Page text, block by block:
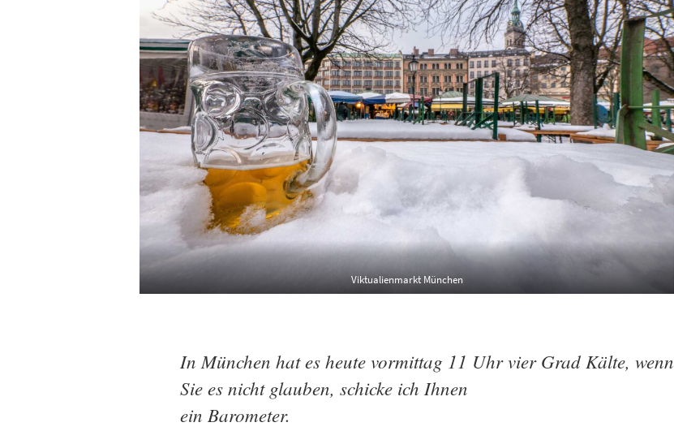
Viktualienmarkt München
In München hat es heute vormittag 11 Uhr vier Grad Kälte, wenn
Sie es nicht glauben, schicke ich Ihnen
ein Barometer.